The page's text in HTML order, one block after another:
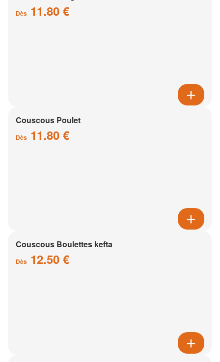
Dès 11.80 €
Couscous Poulet
Dès 11.80 €
Couscous Boulettes kefta
Dès 12.50 €